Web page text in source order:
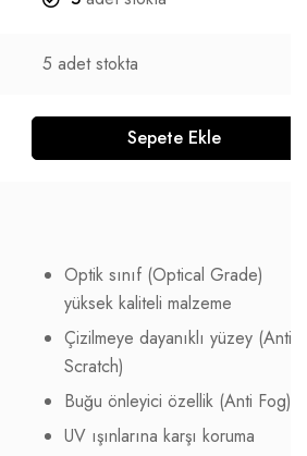
5 adet stokta
Sepete Ekle
Optik sınıf (Optical Grade)
yüksek kaliteli malzeme
Çizilmeye dayanıklı yüzey (Anti
Scratch)
Buğu önleyici özellik (Anti Fog)
UV ışınlarına karşı koruma